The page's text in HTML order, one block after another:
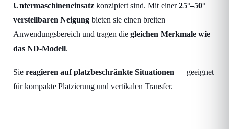
Untermaschineneinsatz konzipiert sind. Mit einer25°–50°
verstellbaren Neigung bieten sie einen breiten
Anwendungsbereich und tragen die gleichen Merkmale wie
das ND-Modell.
Sie reagieren auf platzbeschränkte Situationen — geeignet
für kompakte Platzierung und vertikalen Transfer.